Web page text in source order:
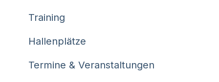
Training
Hallenplätze
Termine & Veranstaltungen